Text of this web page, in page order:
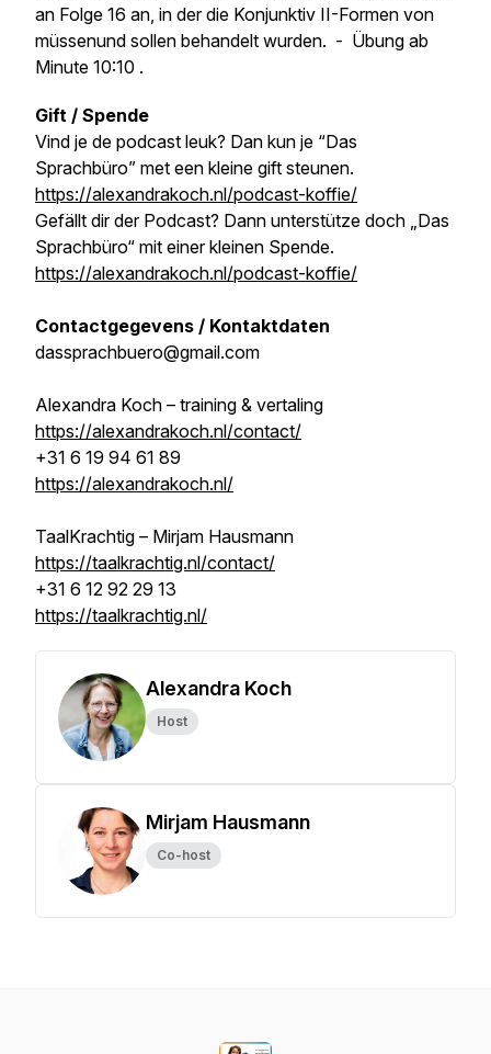
an Folge 16 an, in der die Konjunktiv II-Formen von
müssenund sollen behandelt wurden. - Übung ab
Minute 10:10 .
Gift / Spende
Vind je de podcast leuk? Dan kun je “Das
Sprachbüro” met een kleine gift steunen.
https://alexandrakoch.nl/podcast-koffie/
Gefällt dir der Podcast? Dann unterstütze doch „Das
Sprachbüro“ mit einer kleinen Spende.
https://alexandrakoch.nl/podcast-koffie/
Contactgegevens / Kontaktdaten
dassprachbuero@gmail.com
Alexandra Koch – training & vertaling
https://alexandrakoch.nl/contact/
+31 6 19 94 61 89
https://alexandrakoch.nl/
TaalKrachtig – Mirjam Hausmann
https://taalkrachtig.nl/contact/
+31 6 12 92 29 13
https://taalkrachtig.nl/
Alexandra Koch
Host
Mirjam Hausmann
Co-host